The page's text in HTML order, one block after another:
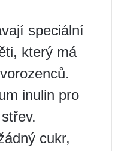
speciální
který má
inulin pro
cukr,